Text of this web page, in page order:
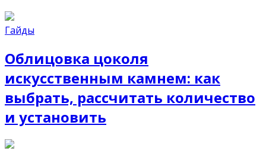
Гайды
Облицовка цоколя
искусственным камнем: как
выбрать, рассчитать количество
и установить